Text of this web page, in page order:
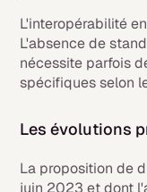
L'interopérabilité
L'absence de
nécessite parfois
spécifiques selon
Les évolutions
La proposition de
juin 2023 et dont